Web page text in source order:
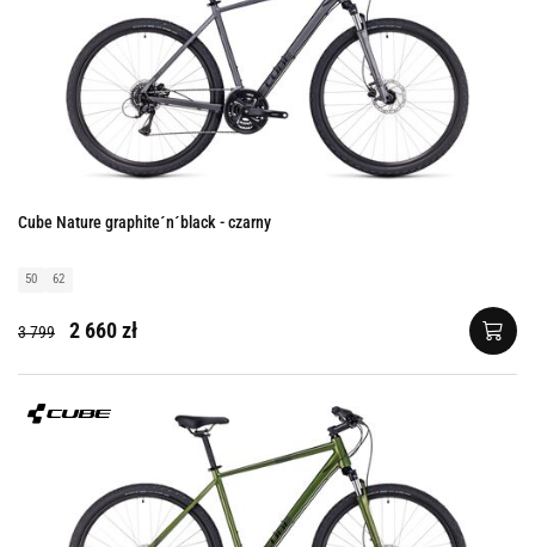
Cube Nature graphite´n´black - czarny
50 62
3 799 2 660 zł